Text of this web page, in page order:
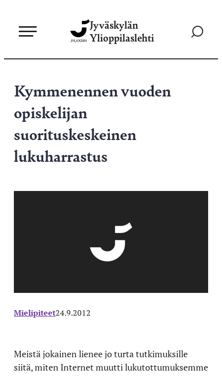
sisältöön
Jyväskylän
Ylioppilaslehti
Siirry
Kymmenennen vuoden
opiskelijan
suorituskeskeinen
lukuharrastus
Mielipiteet24.9.2012
Meistä jokainen lienee jo turta tutkimuksille
siitä, miten Internet muutti lukutottumuksemme